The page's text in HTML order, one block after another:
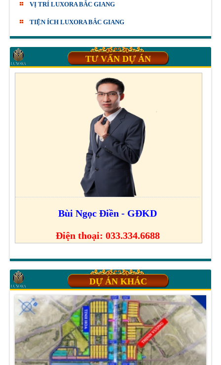
VỊ TRÍ LUXORA BẮC GIANG
TIỆN ÍCH LUXORA BẮC GIANG
TƯ VẤN DỰ ÁN
Bùi Ngọc Điền - GĐKD
Điện thoại: 033.334.6688
DỰ ÁN KHÁC